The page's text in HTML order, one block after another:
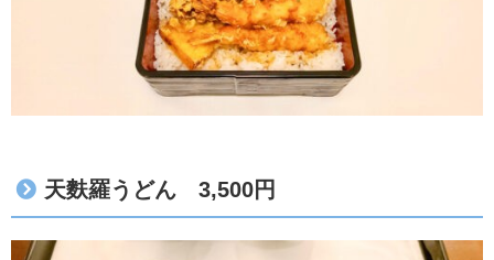
天麩羅うどん 3,500円